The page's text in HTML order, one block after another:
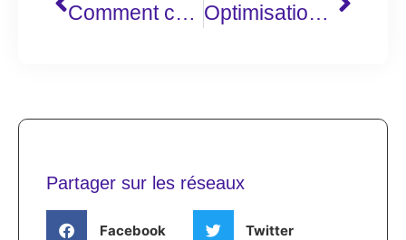
Comment créer un espace membre et client sur WordPress sans plugin : méthode pas à pas Optimisation WordPress : Utiliser du code PHP dans un widget, un article ou une page WordPress efficacement
Partager sur les réseaux
Facebook Twitter